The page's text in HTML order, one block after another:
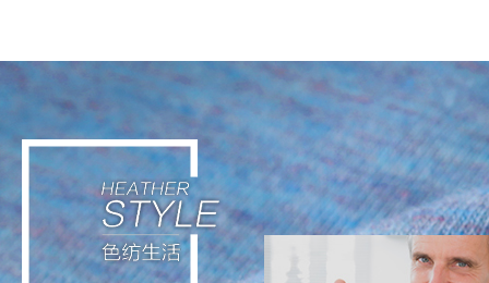
轻运动不挑战极限，而是通
过日常低强度活动实现能量
补给。这种理念让运动回归
生活本身，在细微处滋养身
心。